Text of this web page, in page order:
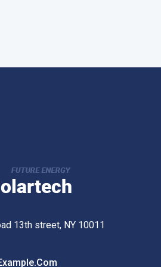
13th street, NY 10011